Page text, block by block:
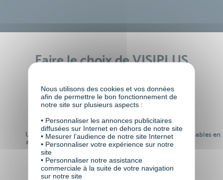
Faire le choix de VISIPLUS
Un réseau de 22 000
anciens participants
100% des formations réalisables en
digital learning
Nous utilisons des cookies et vos données
afin de permettre le bon fonctionnement de
notre site sur plusieurs aspects :
• Personnaliser les annonces publicitaires
diffusées sur Internet en dehors de notre site
• Mesurer l’audience de notre site Internet
• Personnaliser votre expérience sur notre
site
• Personnaliser notre assistance
commerciale à la suite de votre navigation
sur notre site